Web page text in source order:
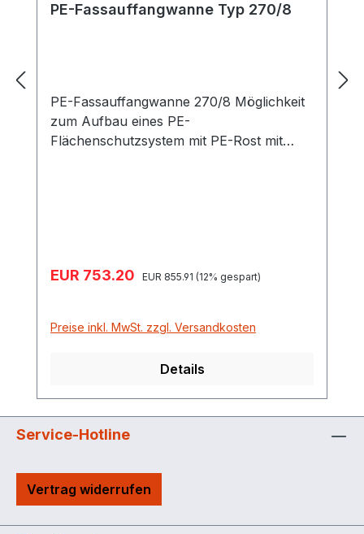
PE-Fassauffangwanne Typ 270/8
PE-Fassauffangwanne 270/8 Möglichkeit
zum Aufbau eines PE-
Flächenschutzsystem mit PE-Rost mit
integrierte Staplertaschen zweiseitig
Platz für 8 x 200-Liter-Fässer
Verkaufspreis:
EUR 753.20 Regulärer Preis:
EUR 855.91 (12% gespart)
Preise inkl. MwSt. zzgl. Versandkosten
Details
Service-Hotline
Vertrag widerrufen